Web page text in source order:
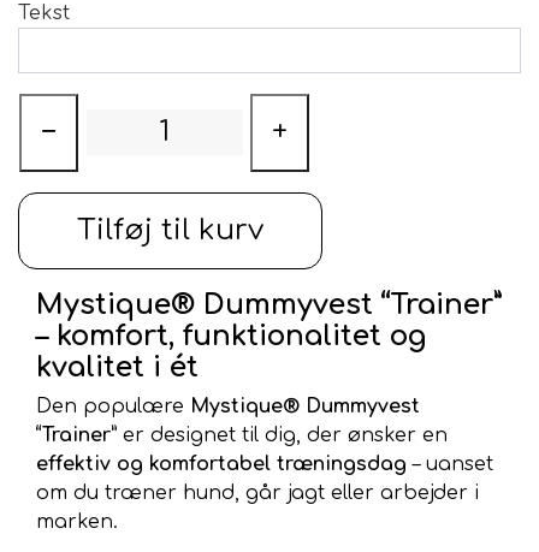
Tekst
− +
Tilføj til kurv
Mystique® Dummyvest “Trainer”
– komfort, funktionalitet og
kvalitet i ét
Den populære Mystique® Dummyvest
“Trainer” er designet til dig, der ønsker en
effektiv og komfortabel træningsdag – uanset
om du træner hund, går jagt eller arbejder i
marken.